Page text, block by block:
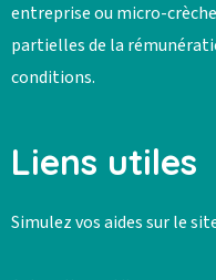
entreprise ou micro-
partielles de la
conditions.
Liens utiles
Simulez vos aides sur le